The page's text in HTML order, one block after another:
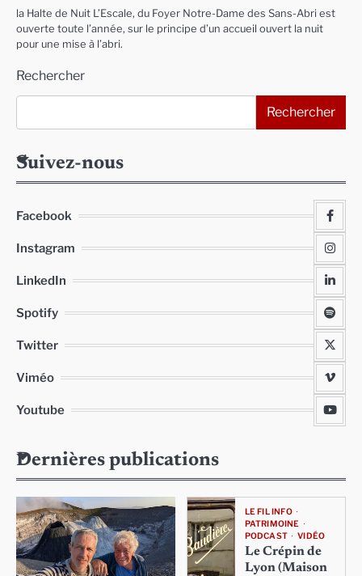
la Halte de Nuit L’Escale, du Foyer Notre-Dame des Sans-Abri est
ouverte toute l’année, sur le principe d’un accueil ouvert la nuit
pour une mise à l’abri.
Rechercher
Rechercher
Suivez-nous
Facebook
Instagram
LinkedIn
Spotify
Twitter
Viméo
Youtube
Dernières publications
LE FIL INFO
PATRIMOINE
PODCAST
VIDÉO
Le Crépin de
Lyon (Maison